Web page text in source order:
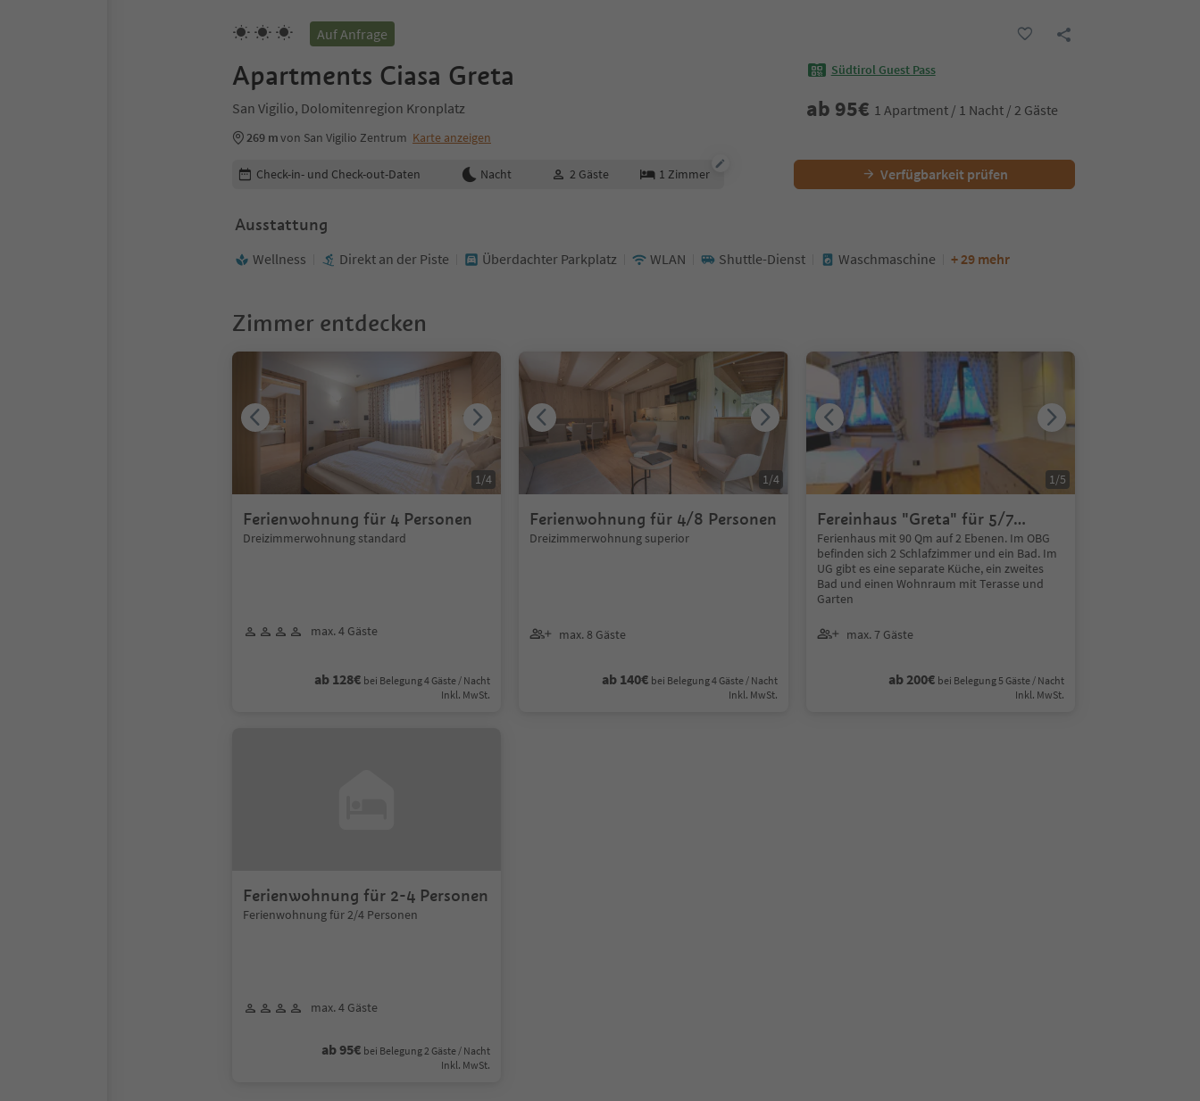
Auf Anfrage
Apartments Ciasa Greta
San Vigilio, Dolomitenregion Kronplatz
269 mvon San Vigilio Zentrum Karte anzeigen
Südtirol Guest Pass
ab 95€ 1 Apartment / 1 Nacht / 2 Gäste
Buchungsdetails bearbeiten
Check-in- und Check-out-Daten Nacht 2 Gäste 1 Zimmer Verfügbarkeit prüfen
Ausstattung
Wellness Direkt an der Piste Überdachter Parkplatz WLAN Shuttle-Dienst Waschmaschine + 29 mehr
Zimmer entdecken
Ferienwohnung für 4 Personen
Dreizimmerwohnung standard
max. 4 Gäste
ab 128€ bei Belegung 4 Gäste / Nacht
Inkl. MwSt.
1/4
Ferienwohnung für 4/8 Personen
Dreizimmerwohnung superior
max. 8 Gäste
ab 140€ bei Belegung 4 Gäste / Nacht
Inkl. MwSt.
1/4
Fereinhaus "Greta" für 5/7
Personen
Ferienhaus mit 90 Qm auf 2 Ebenen. Im OBG
befinden sich 2 Schlafzimmer und ein Bad. Im
UG gibt es eine separate Küche, ein zweites
Bad und einen Wohnraum mit Terasse und
Garten
max. 7 Gäste
ab 200€ bei Belegung 5 Gäste / Nacht
Inkl. MwSt.
1/5
Ferienwohnung für 2-4 Personen
Ferienwohnung für 2/4 Personen
max. 4 Gäste
ab 95€ bei Belegung 2 Gäste / Nacht
Inkl. MwSt.